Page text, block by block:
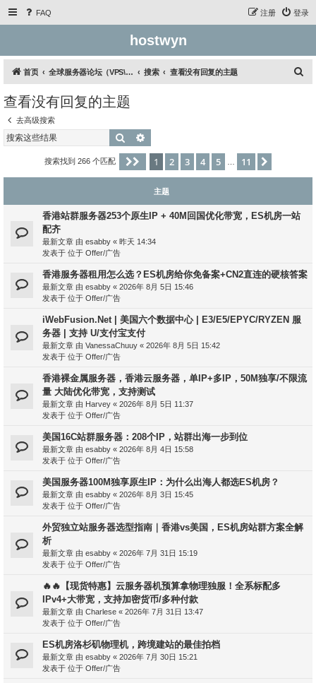
FAQ 登录
注册
hostwyn
首页 全球服务器论坛（VPS\云服务器\独立服务器） 搜索 查看没有回复的主题
查看没有回复的主题
去高级搜索
搜索
搜索找到 266 个匹配 分页：1 11
1 2 3 4 5 11
主题
香港站群服务器253个原生IP + 40M回国优化带宽，ES机房一站
配齐
最新文章 由 esabby « 昨天 14:34
发表于 位于 Offer/广告
香港服务器租用怎么选？ES机房给你免备案+CN2直连的硬核答案
最新文章 由 esabby « 2026年 8月 5日 15:46
发表于 位于 Offer/广告
iWebFusion.Net | 美国六个数据中心 | E3/E5/EPYC/RYZEN 服
务器 | 支持 U/支付宝支付
最新文章 由 VanessaChuuy « 2026年 8月 5日 15:42
发表于 位于 Offer/广告
香港裸金属服务器，香港云服务器，单IP+多IP，50M独享/不限流
量 大陆优化带宽，支持测试
最新文章 由 Harvey « 2026年 8月 5日 11:37
发表于 位于 Offer/广告
美国16C站群服务器：208个IP，站群出海一步到位
最新文章 由 esabby « 2026年 8月 4日 15:58
发表于 位于 Offer/广告
美国服务器100M独享原生IP：为什么出海人都选ES机房？
最新文章 由 esabby « 2026年 8月 3日 15:45
发表于 位于 Offer/广告
外贸独立站服务器选型指南｜香港vs美国，ES机房站群方案全解
析
最新文章 由 esabby « 2026年 7月 31日 15:19
发表于 位于 Offer/广告
🔥🔥【现货特惠】云服务器机预算拿物理独服！全系标配多
IPv4+大带宽，支持加密货币/多种付款
最新文章 由 Charlese « 2026年 7月 31日 13:47
发表于 位于 Offer/广告
ES机房洛杉矶物理机，跨境建站的最佳拍档
最新文章 由 esabby « 2026年 7月 30日 15:21
发表于 位于 Offer/广告